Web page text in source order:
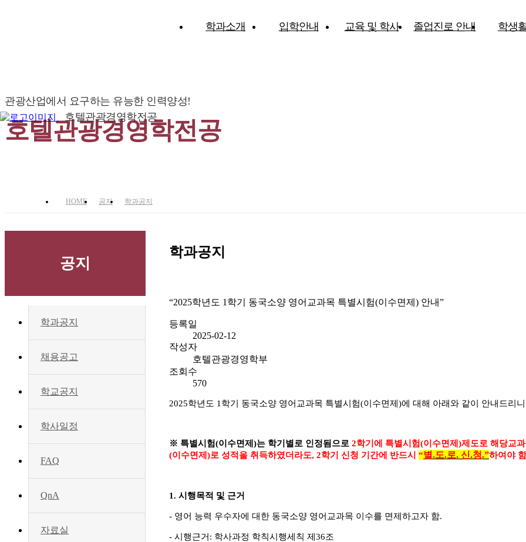
호텔관광경영학전공
학과소개 입학안내 교육 및 학사 졸업진로 안내 학생
관광산업에서 요구하는 유능한 인력양성!
호텔관광경영학전공
HOME 공지 학과공지
공지
학과공지
채용공고
학교공지
학사일정
FAQ
QnA
자료실
학과공지
“2025학년도 1학기 동국소양 영어교과목 특별시험(이수면제) 안내”
등록일
2025-02-12
작성자
호텔관광경영학부
조회수
570
2025학년도 1 학기 동국소양 영어교과목 특별시험(이수면제 )에 대해 아래와 같이 안내드리
※ 특별시험(이수면제 )는 학기별로 인정됨으로 2학기에 특별시험(이수면제 )제도로 해당교
(이수면제 )로 성적을 취득하였더라도, 2학기 신청 기간에 반드시 “별.도.로. 신.청.”하여야 함
1. 시행목적 및 근거
- 영어 능력 우수자에 대한 동국소양 영어교과목 이수를 면제하고자 함.
- 시행근거 : 학사과정 학칙시행세칙 제 36조